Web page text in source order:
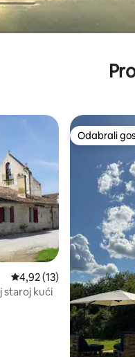
Prosječna ocjena: 4,92/5,
4,92 (13)
staroj kući
Odabrali
Odabrali